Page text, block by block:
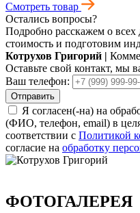
Смотреть товар
Остались вопросы?
Подробно расскажем о всех
стоимость и подготовим
Котрухов Григорий |
Оставьте свой контакт, мы
Ваш телефон:
Отправить
Я согласен(-на) на
(ФИО, телефон, email) в
соответствии с Политикой
согласие на обработку
ФОТОГАЛЕРЕЯ